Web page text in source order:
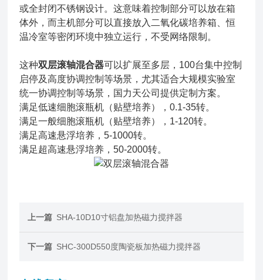
或全封闭不锈钢设计。这意味着控制部分可以放在箱
体外，而主机部分可以直接放入二氧化碳培养箱、恒
温冷室等密闭环境中独立运行，不受网络限制。
这种双层滚轴混合器可以扩展至多层，100台集中控制
启停及高度协调控制等场景，尤其适合大规模实验室
统一协调控制等场景，国力天公司提供定制方案。
满足低速细胞滚瓶机（贴壁培养），0.1-35转。
满足一般细胞滚瓶机（贴壁培养），1-120转。
满足高速悬浮培养，5-1000转。
满足超高速悬浮培养，50-2000转。
上一篇 SHA-10D10寸铝盘加热磁力搅拌器
下一篇 SHC-300D550度陶瓷板加热磁力搅拌器